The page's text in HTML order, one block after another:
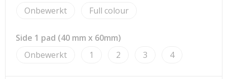
Waterbestendige tassen
Onbewerkt
Full colour
Side 1 pad (40 mm x 60mm)
Onbewerkt
1 2 3 4